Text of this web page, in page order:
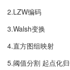
2.LZW编码
3.Walsh变换
4.直方图组映射
5.阈值分割 起点化